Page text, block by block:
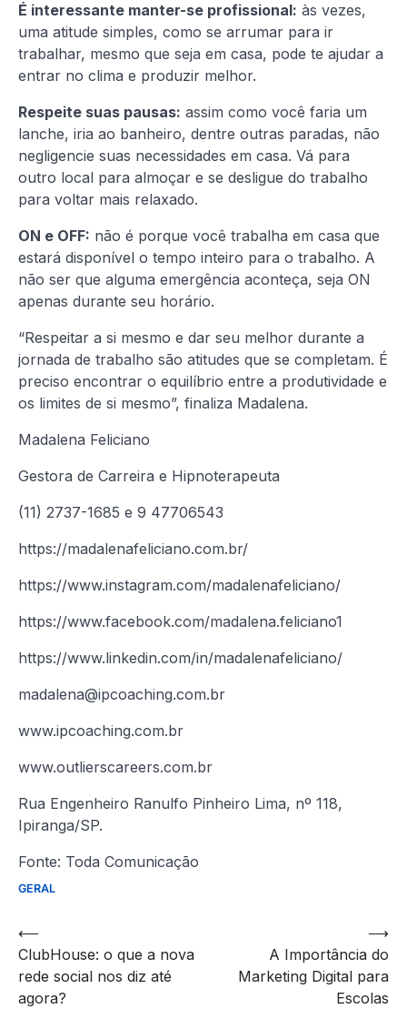
É interessante manter-se profissional: às vezes,
uma atitude simples, como se arrumar para ir
trabalhar, mesmo que seja em casa, pode te ajudar a
entrar no clima e produzir melhor.
Respeite suas pausas: assim como você faria um
lanche, iria ao banheiro, dentre outras paradas, não
negligencie suas necessidades em casa. Vá para
outro local para almoçar e se desligue do trabalho
para voltar mais relaxado.
ON e OFF: não é porque você trabalha em casa que
estará disponível o tempo inteiro para o trabalho. A
não ser que alguma emergência aconteça, seja ON
apenas durante seu horário.
“Respeitar a si mesmo e dar seu melhor durante a
jornada de trabalho são atitudes que se completam. É
preciso encontrar o equilíbrio entre a produtividade e
os limites de si mesmo”, finaliza Madalena.
Madalena Feliciano
Gestora de Carreira e Hipnoterapeuta
(11) 2737-1685 e 9 47706543
https://madalenafeliciano.com.br/
https://www.instagram.com/madalenafeliciano/
https://www.facebook.com/madalena.feliciano1
https://www.linkedin.com/in/madalenafeliciano/
madalena@ipcoaching.com.br
www.ipcoaching.com.br
www.outlierscareers.com.br
Rua Engenheiro Ranulfo Pinheiro Lima, nº 118,
Ipiranga/SP.
Fonte: Toda Comunicação
GERAL
Navegação
de
artigos
⟵
ClubHouse: o que a nova
rede social nos diz até
agora?
A Importância do
Marketing Digital para
Escolas
⟶